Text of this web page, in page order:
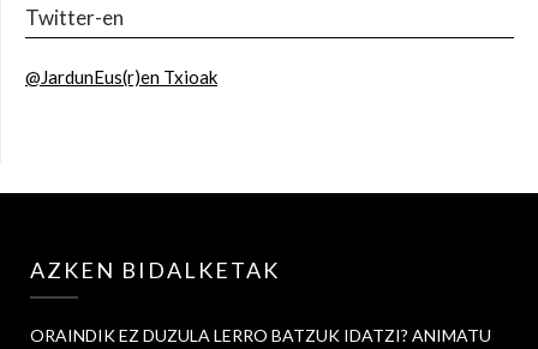
Twitter-en
@JardunEus(r)en Txioak
AZKEN BIDALKETAK
ORAINDIK EZ DUZULA LERRO BATZUK IDATZI? ANIMATU